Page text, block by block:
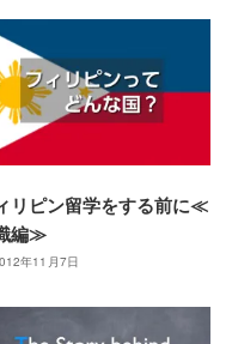
リピン留学をする前に≪
編≫
年11月7日